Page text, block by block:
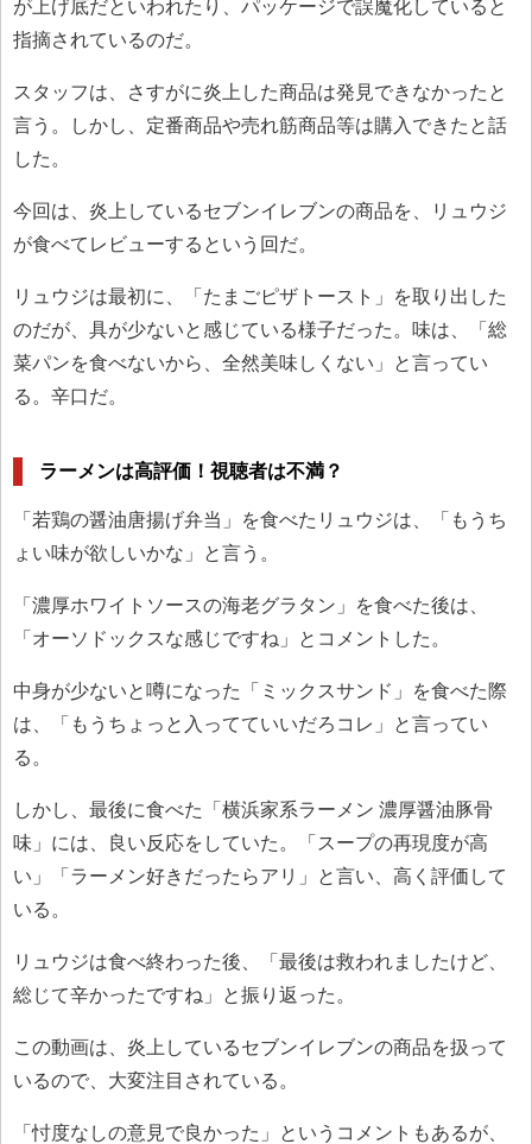
が上げ底だといわれたり、パッケージで誤魔化していると
指摘されているのだ。
スタッフは、さすがに炎上した商品は発見できなかったと
言う。しかし、定番商品や売れ筋商品等は購入できたと話
した。
今回は、炎上しているセブンイレブンの商品を、リュウジ
が食べてレビューするという回だ。
リュウジは最初に、「たまごピザトースト」を取り出した
のだが、具が少ないと感じている様子だった。味は、「総
菜パンを食べないから、全然美味しくない」と言ってい
る。辛口だ。
ラーメンは高評価！視聴者は不満？
「若鶏の醤油唐揚げ弁当」を食べたリュウジは、「もうち
ょい味が欲しいかな」と言う。
「濃厚ホワイトソースの海老グラタン」を食べた後は、
「オーソドックスな感じですね」とコメントした。
中身が少ないと噂になった「ミックスサンド」を食べた際
は、「もうちょっと入ってていいだろコレ」と言ってい
る。
しかし、最後に食べた「横浜家系ラーメン 濃厚醤油豚骨
味」には、良い反応をしていた。「スープの再現度が高
い」「ラーメン好きだったらアリ」と言い、高く評価して
いる。
リュウジは食べ終わった後、「最後は救われましたけど、
総じて辛かったですね」と振り返った。
この動画は、炎上しているセブンイレブンの商品を扱って
いるので、大変注目されている。
「忖度なしの意見で良かった」というコメントもあるが、